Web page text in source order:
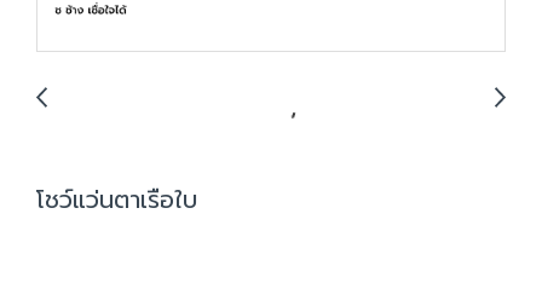
โชว์แว่นตาเรือใบ